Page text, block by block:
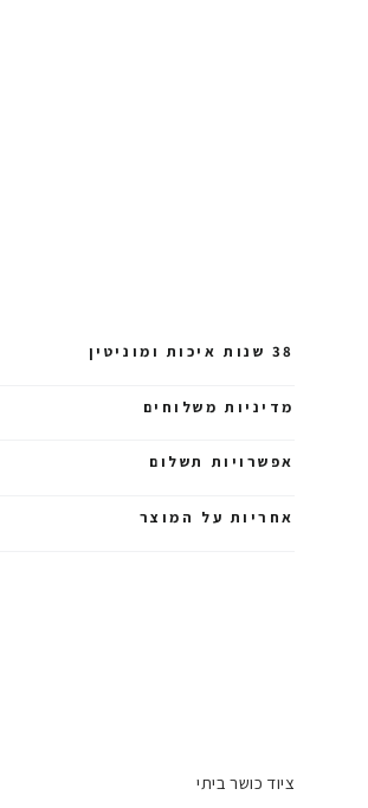
38 שנות איכות ומוניטין
מדיניות משלוחים
אפשרויות תשלום
אחריות על המוצר
ציוד כושר ביתי